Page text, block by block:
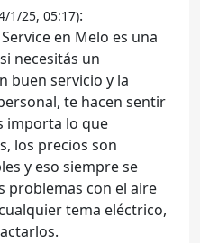
1/25, 05:17):
en Melo es una
necesitás un
buen servicio y la
te hacen sentir
importa lo que
los precios son
y eso siempre se
problemas con el aire
tema eléctrico,